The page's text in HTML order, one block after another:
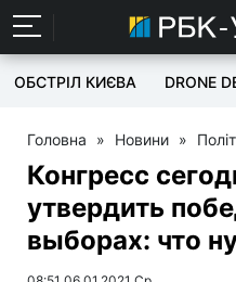
ОБСТРІЛ КИЄВА DRONE
Головна » Новини »
Конгресс
утвердить
выборах: что